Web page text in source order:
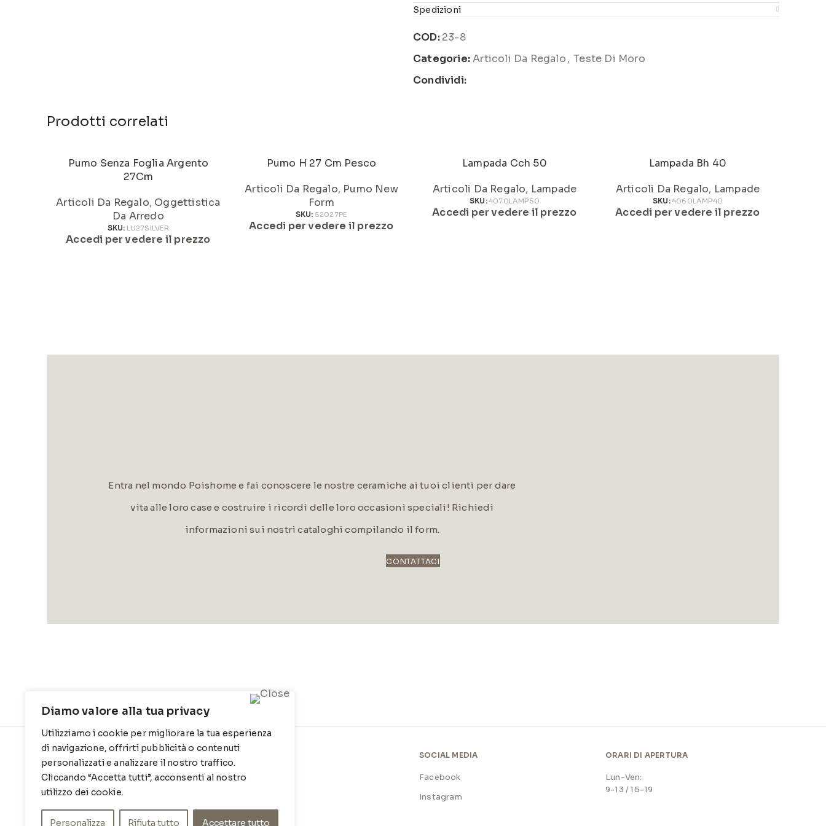
Diamo valore alla tua privacy
Utilizziamo i cookie per migliorare la tua esperienza
di navigazione, offrirti pubblicità o contenuti
personalizzati e analizzare il nostro traffico.
Cliccando “Accetta tutti”, acconsenti al nostro
utilizzo dei cookie.
Personalizza Rifiuta tutto Accettare tutto
Spedizioni
COD:23-8
Categorie: Articoli Da Regalo, Teste Di Moro
Condividi:
Prodotti correlati
Pumo Senza Foglia Argento
27Cm
Articoli Da Regalo, Oggettistica
Da Arredo
SKU: LU27SILVER
Accedi per vedere il prezzo
Pumo H 27 Cm Pesco
Articoli Da Regalo, Pumo New
Form
SKU: 52027PE
Accedi per vedere il prezzo
Lampada Cch 50
Articoli Da Regalo, Lampade
SKU:4070LAMP50
Accedi per vedere il prezzo
Lampada Bh 40
Articoli Da Regalo, Lampade
SKU:4060LAMP40
Accedi per vedere il prezzo
Entra nel mondo Poishome e fai conoscere le nostre ceramiche ai tuoi clienti per dare
vita alle loro case e costruire i ricordi delle loro occasioni speciali! Richiedi
informazioni sui nostri cataloghi compilando il form.
CONTATTACI
CONTATTI
Contrada Locosantissimo 1316 - 70044
Polignano a mare
T: 080 917 78 89
Chi siamo
SOCIAL MEDIA
Facebook
Instagram
ORARI DI APERTURA
Lun-Ven:
9-13 / 15-19